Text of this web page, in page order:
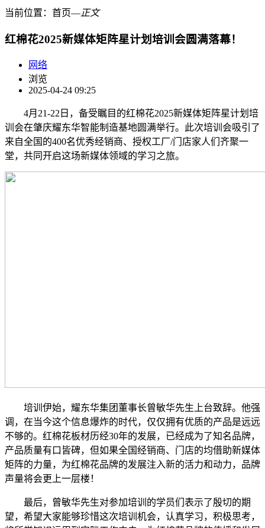
当前位置： 首页―正文
红棉花2025新媒体矩阵星计划培训会圆满落幕！
网络
浏览
2025-04-24 09:25
4月21-22日，备受瞩目的红棉花2025新媒体矩阵星计划培
训会在肇庆耀东华智能制造基地圆满举行。此次培训会吸引了
来自全国的400名优秀经销商、授权工厂/门店家人们齐聚一
堂，共同开启这场新媒体领域的学习之旅。
培训伊始，耀东华集团董事长曾敏华先生上台致辞。他强
调，在当今这个信息爆炸的时代，仅仅拥有优质的产品是远远
不够的。红棉花板材历经30年的发展，已经成为了知名品牌，
产品质量有口皆碑，但如果全国经销商、门店的均借助新媒体
矩阵的力量，为红棉花品牌的发展注入新的活力和动力，品牌
声量将会更上一层楼！
最后，曾敏华先生对参加培训的学员们表示了殷切的期
望，希望大家能够珍惜这次培训机会，认真学习，积极思考，